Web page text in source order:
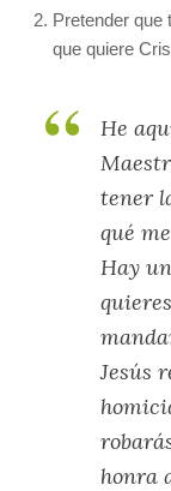
Pretender que
que quiere
He
tener
qué
Hay
Jesús
honra